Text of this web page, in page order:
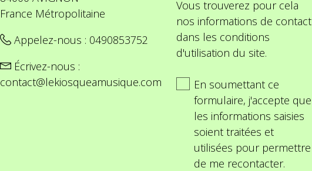
France Métropolitaine
Appelez-nous : 0490853752
Écrivez-nous :
contact@lekiosqueamusique.com
Vous trouverez pour cela
nos informations de contact
dans les conditions
d'utilisation du site.
En soumettant ce
formulaire, j'accepte que
les informations saisies
soient traitées et
utilisées pour permettre
de me recontacter.